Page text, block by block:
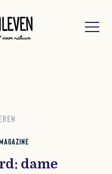
dame